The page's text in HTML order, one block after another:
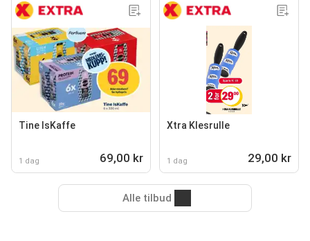
Tine IsKaffe
1 dag 69,00 kr
Xtra Klesrulle
1 dag 29,00 kr
Alle tilbud